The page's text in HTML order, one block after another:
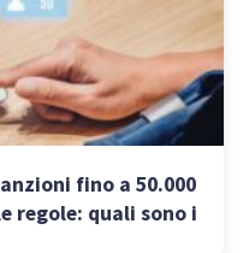
fino a 50.000
regole: quali sono i